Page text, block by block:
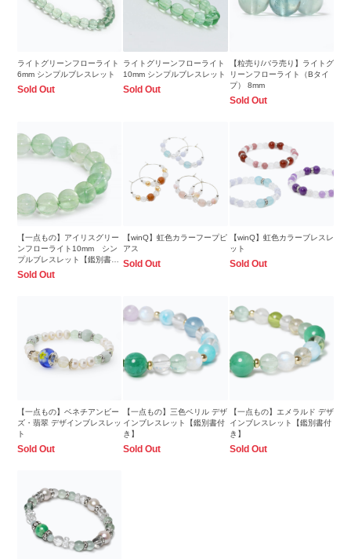
ライトグリーンフローライト
6mm シンプルブレスレット
Sold Out
ライトグリーンフローライト
10mm シンプルブレスレット
Sold Out
【粒売り/バラ売り】ライトグ
リーンフローライト（Bタイ
プ） 8mm
Sold Out
【一点もの】アイリスグリー
ンフローライト10mm シン
プルブレスレット【鑑別書付
き】
Sold Out
【winQ】虹色カラーフープピ
アス
Sold Out
【winQ】虹色カラーブレスレ
ット
Sold Out
【一点もの】ベネチアンビー
ズ・翡翠 デザインブレスレッ
ト
Sold Out
【一点もの】三色ベリル デザ
インブレスレット【鑑別書付
き】
Sold Out
【一点もの】エメラルド デザ
インブレスレット【鑑別書付
き】
Sold Out